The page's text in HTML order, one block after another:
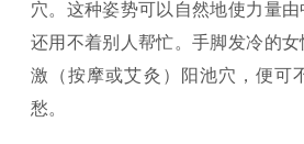
穴。这种姿势可以自然地使力量由
还用不着别人帮忙。手脚发冷的
激（按摩或艾灸）阳池穴，便可
愁。